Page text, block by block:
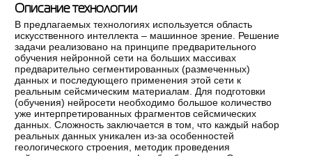
Описание технологии
В предлагаемых технологиях используется область
искусственного интеллекта – машинное зрение. Решение
задачи реализовано на принципе предварительного
обучения нейронной сети на больших массивах
предварительно сегментированных (размеченных)
данных и последующего применения этой сети к
реальным сейсмическим материалам. Для подготовки
(обучения) нейросети необходимо большое количество
уже интерпретированных фрагментов сейсмических
данных. Сложность заключается в том, что каждый набор
реальных данных уникален из-за особенностей
геологического строения, методик проведения